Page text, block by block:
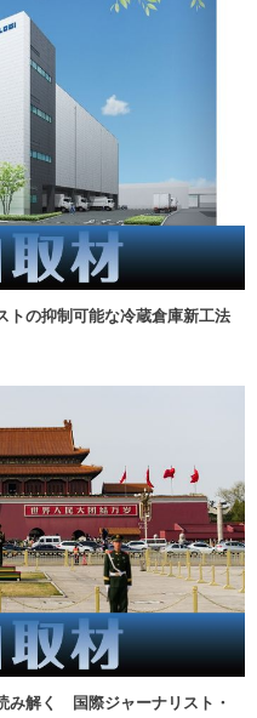
トの抑制可能な冷蔵倉庫新工法
み解く 国際ジャーナリスト・